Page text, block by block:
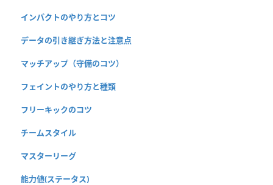
インパクトのやり方とコツ
データの引き継ぎ方法と注意点
マッチアップ（守備のコツ）
フェイントのやり方と種類
フリーキックのコツ
チームスタイル
マスターリーグ
能力値(ステータス)